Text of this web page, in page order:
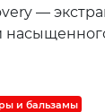
—
и бальзамы